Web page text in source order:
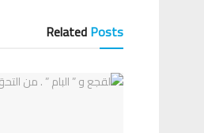
RelatedPosts